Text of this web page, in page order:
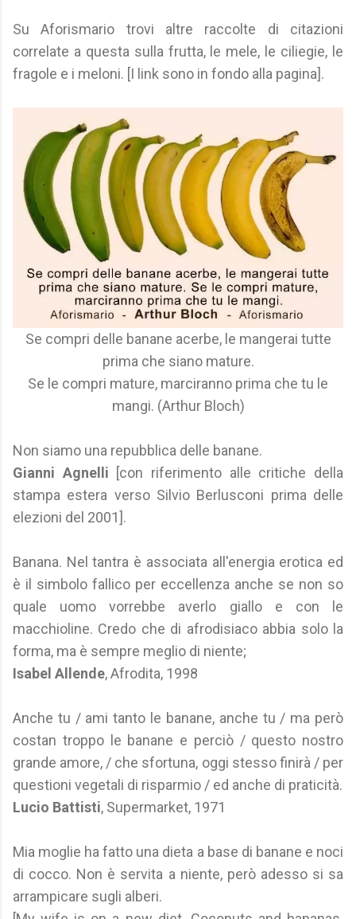
Su Aforismario trovi altre raccolte di citazioni
correlate a questa sulla frutta, le mele, le ciliegie, le
fragole e i meloni. [I link sono in fondo alla pagina].
Se compri delle banane acerbe, le mangerai tutte
prima che siano mature.
Se le compri mature, marciranno prima che tu le
mangi. (Arthur Bloch)
Non siamo una repubblica delle banane.
Gianni Agnelli [con riferimento alle critiche della
stampa estera verso Silvio Berlusconi prima delle
elezioni del 2001].
Banana. Nel tantra è associata all'energia erotica ed
è il simbolo fallico per eccellenza anche se non so
quale uomo vorrebbe averlo giallo e con le
macchioline. Credo che di afrodisiaco abbia solo la
forma, ma è sempre meglio di niente;
Isabel Allende, Afrodita, 1998
Anche tu / ami tanto le banane, anche tu / ma però
costan troppo le banane e perciò / questo nostro
grande amore, / che sfortuna, oggi stesso finirà / per
questioni vegetali di risparmio / ed anche di praticità.
Lucio Battisti, Supermarket, 1971
Mia moglie ha fatto una dieta a base di banane e noci
di cocco. Non è servita a niente, però adesso si sa
arrampicare sugli alberi.